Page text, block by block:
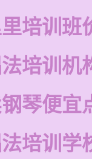
培训班
培训机
琴便宜
培训学